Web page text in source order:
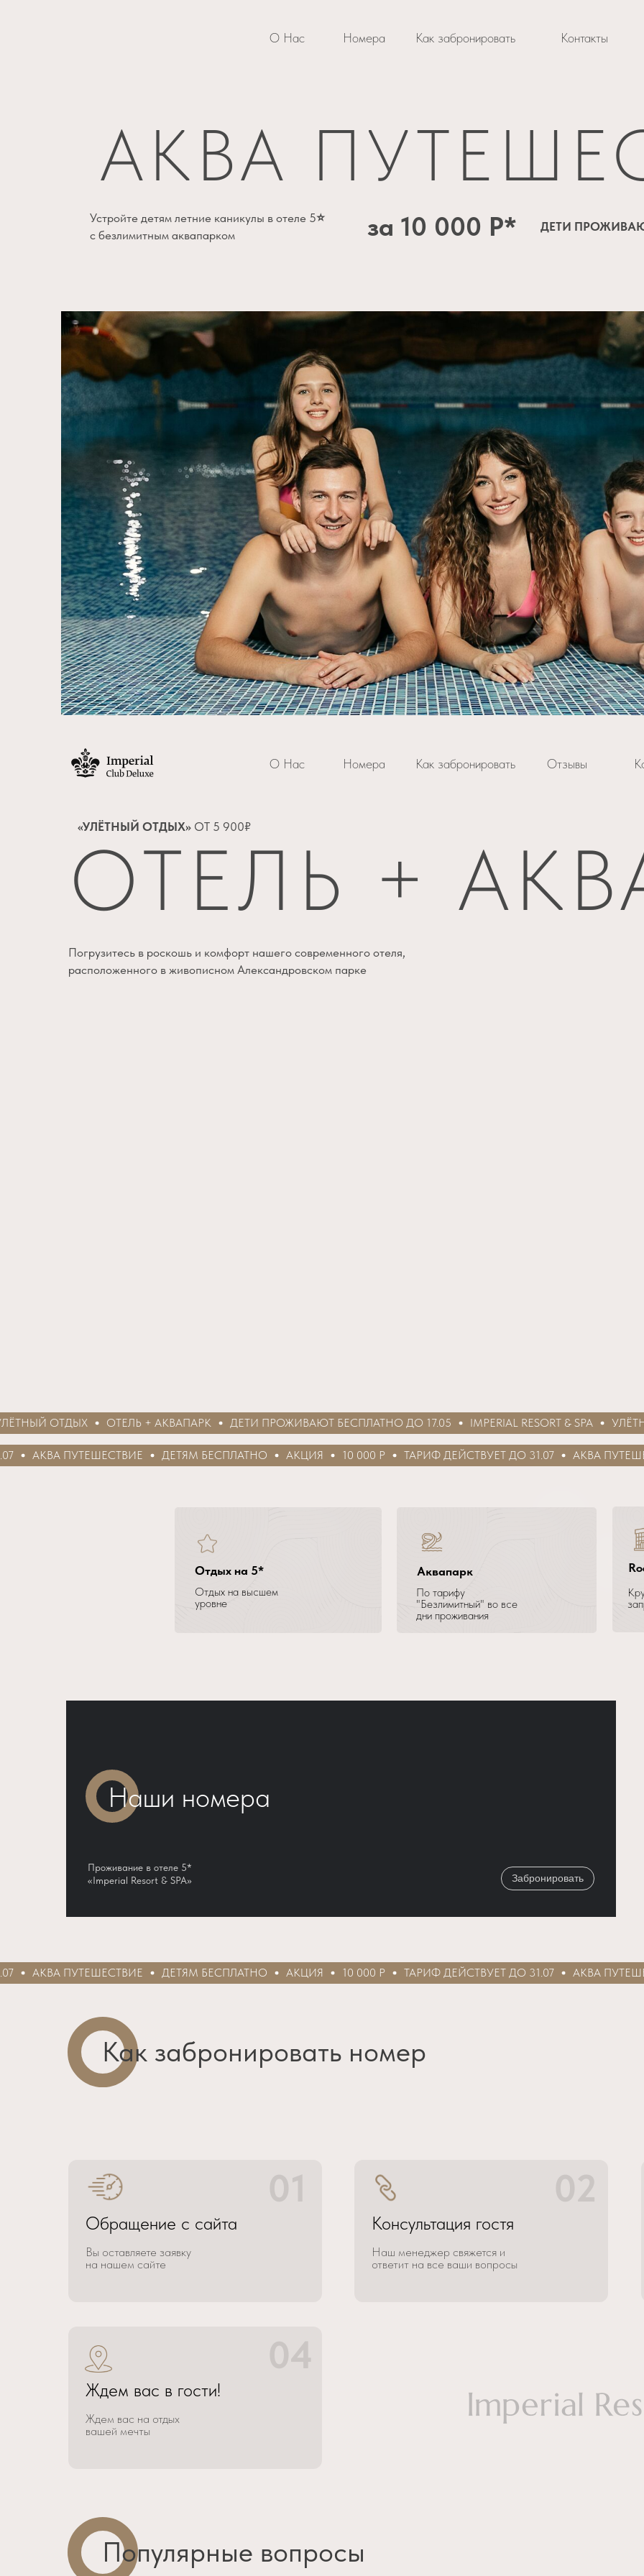
О Нас Номера Как забронировать Контакты
АКВА
Устройте детям летние каникулы в отеле 5⭐
с безлимитным аквапарком
за 10 000 Р* ДЕТИ
О Нас Номера Как забронировать Отзывы
ОТЕЛЬ +
Погрузитесь в роскошь и комфорт нашего современного отеля,
расположенного в живописном Александровском парке
«УЛЁТНЫЙ ОТДЫХ» ОТ 5 900₽
ОТДЫХ ОТЕЛЬ + АКВАПАРК ДЕТИ ПРОЖИВАЮТ БЕСПЛАТНО ДО 17.05 IMPERIAL RESORT & SPA УЛЁТНЫЙ
АКВА ПУТЕШЕСТВИЕ ДЕТЯМ БЕСПЛАТНО АКЦИЯ 10 000 Р ТАРИФ ДЕЙСТВУЕТ ДО 31.07 АКВА
Отдых на 5*
Отдых на высшем
уровне
Аквапарк
По тарифу
"Безлимитный" во все
дни проживания
Забронировать
Проживание в отеле 5*
«Imperial Resort & SPA»
Наши номера
АКВА ПУТЕШЕСТВИЕ ДЕТЯМ БЕСПЛАТНО АКЦИЯ 10 000 Р ТАРИФ ДЕЙСТВУЕТ ДО 31.07 АКВА
Как забронировать номер
Обращение с сайта
Вы оставляете заявку
на нашем сайте
Консультация гостя
Наш менеджер свяжется и
ответит на все ваши вопросы
Ждем вас в гости!
Ждем вас на отдых
вашей мечты
Популярные вопросы